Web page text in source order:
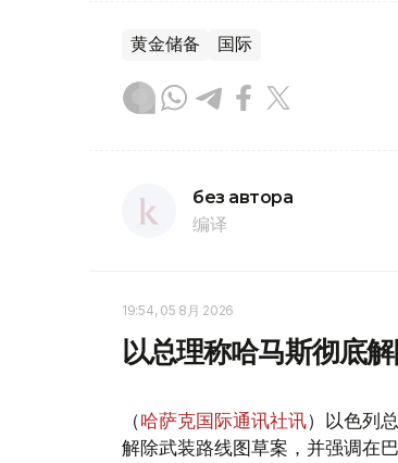
黄金储备 国际
без автора
编译
19:54, 05 8月 2026
以总理称哈马斯彻底
（哈萨克国际通讯社讯）以色列
解除武装路线图草案，并强调在